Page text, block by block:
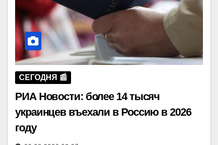
СЕГОДНЯ 📰
РИА Новости: более 14 тысяч
украинцев въехали в Россию в 2026
году